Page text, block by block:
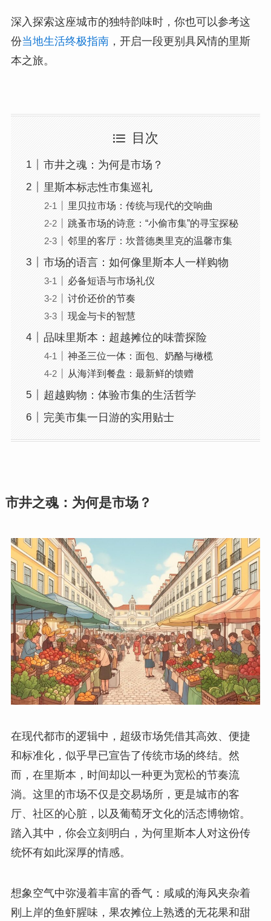
深入探索这座城市的独特韵味时，你也可以参考这
份当地生活终极指南，开启一段更别具风情的里斯
本之旅。
目次
市井之魂：为何是市场？
里斯本标志性市集巡礼
里贝拉市场：传统与现代的交响曲
跳蚤市场的诗意：“小偷市集”的寻宝探秘
邻里的客厅：坎普德奥里克的温馨市集
市场的语言：如何像里斯本人一样购物
必备短语与市场礼仪
讨价还价的节奏
现金与卡的智慧
品味里斯本：超越摊位的味蕾探险
神圣三位一体：面包、奶酪与橄榄
从海洋到餐盘：最新鲜的馈赠
超越购物：体验市集的生活哲学
完美市集一日游的实用贴士
市井之魂：为何是市场？
在现代都市的逻辑中，超级市场凭借其高效、便捷
和标准化，似乎早已宣告了传统市场的终结。然
而，在里斯本，时间却以一种更为宽松的节奏流
淌。这里的市场不仅是交易场所，更是城市的客
厅、社区的心脏，以及葡萄牙文化的活态博物馆。
踏入其中，你会立刻明白，为何里斯本人对这份传
统怀有如此深厚的情感。
想象空气中弥漫着丰富的香气：咸咸的海风夹杂着
刚上岸的鱼虾腥味，果农摊位上熟透的无花果和甜